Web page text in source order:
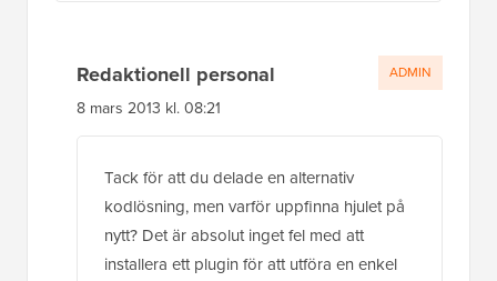
Redaktionell personal
8 mars 2013 kl. 08:21
Tack för att du delade en alternativ
kodlösning, men varför uppfinna hjulet på
nytt? Det är absolut inget fel med att
installera ett plugin för att utföra en enkel
ADMIN